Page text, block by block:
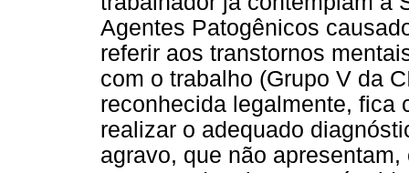
Agentes Patogênicos
referir aos transtornos
com o trabalho (Grupo V da
reconhecida legalmente, fica
realizar o adequado
agravo, que não